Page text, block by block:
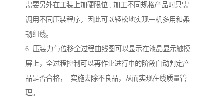
需要另外在工装上加硬限位 , 加工不同规格产品时只需
调用不同压装程序，因此可以轻松地实现一机多用和柔
韧组线。
6. 压装力与位移全过程曲线图可以显示在液晶显示触摸
屏上，全过程控制可以再作业进行中的阶段自动判定产
品是否合格， 实施去除不良品，从而实现在线质量管
理。